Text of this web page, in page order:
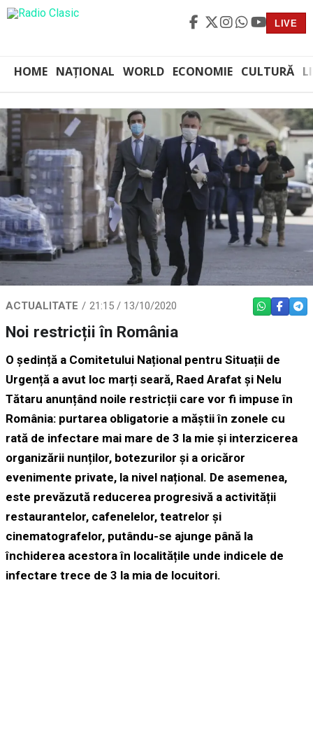
LIVE
HOME NAȚIONAL WORLD ECONOMIE CULTURĂ
ACTUALITATE 21:15 / 13/10/2020 WHATSAPP
Noi restricții în România
O ședință a Comitetului Național pentru Situații de
Urgență a avut loc marți seară, Raed Arafat și Nelu
Tătaru anunțând noile restricții care vor fi impuse în
România: purtarea obligatorie a măștii în zonele cu
rată de infectare mai mare de 3 la mie și interzicerea
organizării nunților, botezurilor și a oricăror
evenimente private, la nivel național. De asemenea,
este prevăzută reducerea progresivă a activității
restaurantelor, cafenelelor, teatrelor și
cinematografelor, putându-se ajunge până la
închiderea acestora în localitățile unde indicele de
infectare trece de 3 la mia de locuitori.